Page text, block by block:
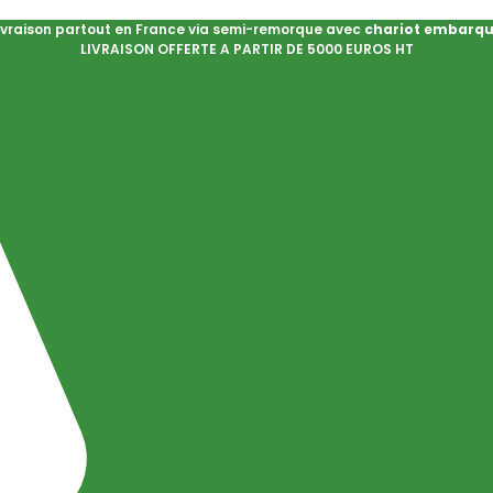
partout en France via semi-remorque avec chariot
LIVRAISON OFFERTE A PARTIR DE 5000 EUROS HT